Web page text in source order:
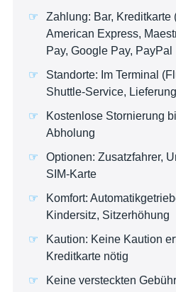
Zahlung: Bar, Kreditkarte
American Express,
Pay, Google Pay, PayPal
Standorte: Im Terminal
Shuttle-Service,
Kostenlose Stornierung
Abholung
Optionen: Zusatzfahrer,
SIM-Karte
Komfort:
Kindersitz, Sitzerhöhung
Kaution: Keine Kaution
Kreditkarte nötig
Keine versteckten